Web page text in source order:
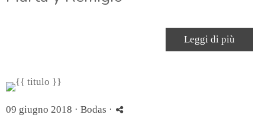
Leggi di più
09 giugno 2018 · Bodas ·